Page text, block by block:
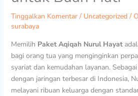
Tinggalkan Komentar / Uncategorized /
surabaya
Memilih Paket Aqiqah Nurul Hayat
bagi orang tua yang menginginkan
syariat dan kemudahan layanan.
dengan jaringan terbesar di Indonesia,
melayani ribuan keluarga dengan